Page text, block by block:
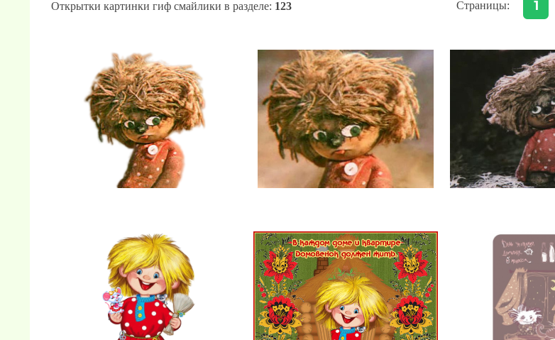
Открытки картинки гиф смайлики в разделе: 123 Страницы: 1